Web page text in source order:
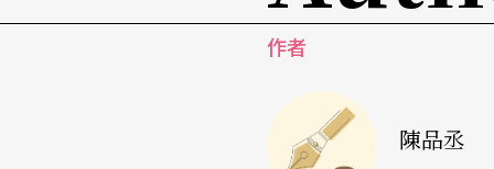
作者
陳品丞